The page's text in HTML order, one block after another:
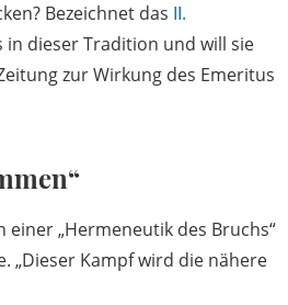
Bezeichnet das II.
dieser Tradition und will sie
zur Wirkung des Emeritus
„Hermeneutik des Bruchs“
„Dieser Kampf wird die nähere